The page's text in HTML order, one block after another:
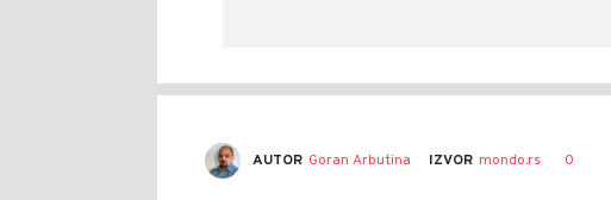
AUTOR Goran Arbutina IZVOR mondo.rs 0